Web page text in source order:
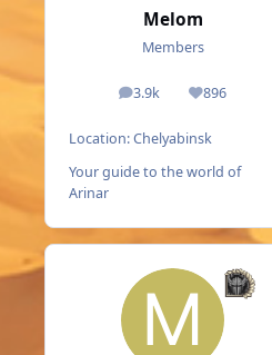
Мelom
Members
3.9k
posts 896
Reputation
Location:Chelyabinsk
Your guide to the world of
Arinar